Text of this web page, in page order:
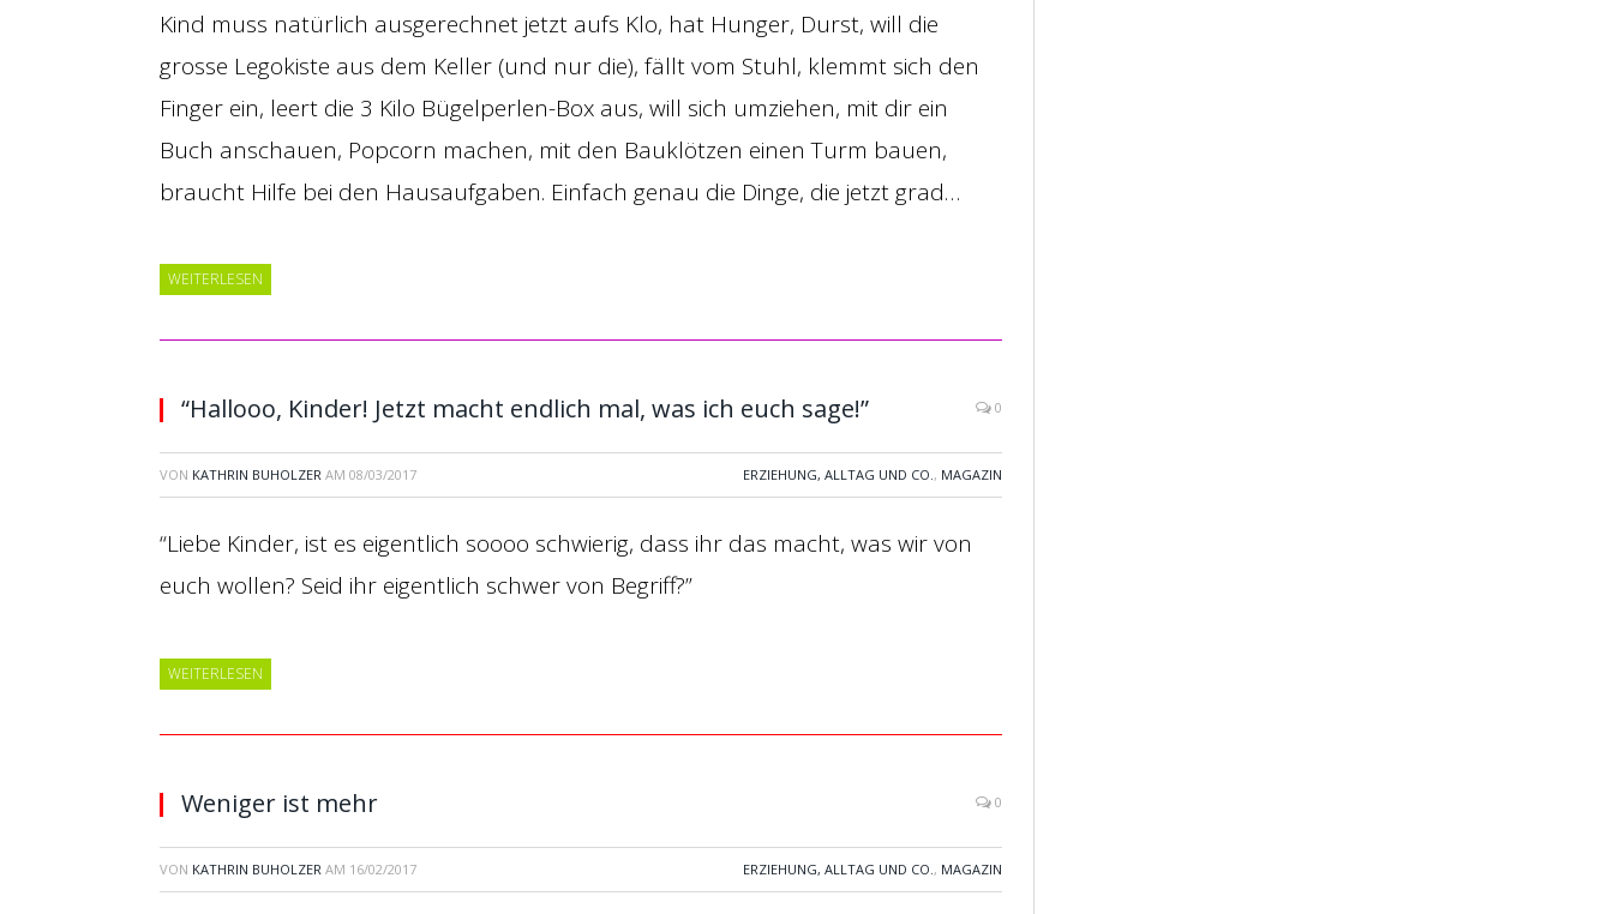
Kind muss natürlich ausgerechnet jetzt aufs Klo, hat Hunger, Durst, will die
grosse Legokiste aus dem Keller (und nur die), fällt vom Stuhl, klemmt sich den
Finger ein, leert die 3 Kilo Bügelperlen-Box aus, will sich umziehen, mit dir ein
Buch anschauen, Popcorn machen, mit den Bauklötzen einen Turm bauen,
braucht Hilfe bei den Hausaufgaben. Einfach genau die Dinge, die jetzt grad…
WEITERLESEN
“Hallooo, Kinder! Jetzt macht endlich mal, was ich euch sage!” 0
VON KATHRIN BUHOLZER AM 08/03/2017 ERZIEHUNG, ALLTAG UND CO., MAGAZIN
“Liebe Kinder, ist es eigentlich soooo schwierig, dass ihr das macht, was wir von
euch wollen? Seid ihr eigentlich schwer von Begriff?”
WEITERLESEN
Weniger ist mehr 0
VON KATHRIN BUHOLZER AM 16/02/2017 ERZIEHUNG, ALLTAG UND CO. , MAGAZIN